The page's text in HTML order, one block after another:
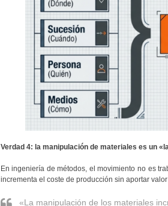
Verdad 4: la manipulación de materiales es un
En ingeniería de métodos, el movimiento no es
incrementa el coste de producción sin aportar valor
«La manipulación de los materiales